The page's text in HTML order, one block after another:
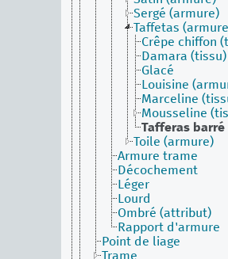
Sergé (armure)
Taffetas
Crêpe chiffon
Damara (tissu)
Glacé
Louisine
Marceline
Mousseline
Tafferas barré
Toile (armure)
Armure trame
Décochement
Léger
Lourd
Ombré (attribut)
Rapport d'armure
Point de liage
Trame